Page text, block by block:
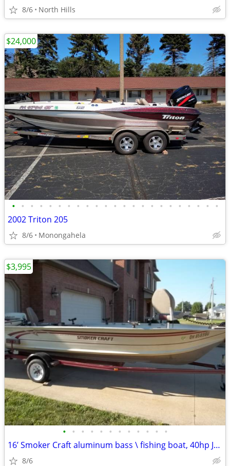
8/6 North Hills
• • • • • • • • • • • • • • • • • • • • • • •
2002 Triton 205
8/6 Monongahela
$24,000
• • • • • • • • • • • •
16’ Smoker Craft aluminum bass \ fishing boat, 40hp Johnson outboard,
8/6
$3,995